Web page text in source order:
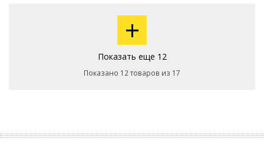
+
Показать еще 12
Показано 12 товаров из 17